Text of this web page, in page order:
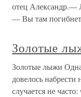
отец Александр.—
— Вы там
Золотые
Золотые лыжи
довелось
случается не